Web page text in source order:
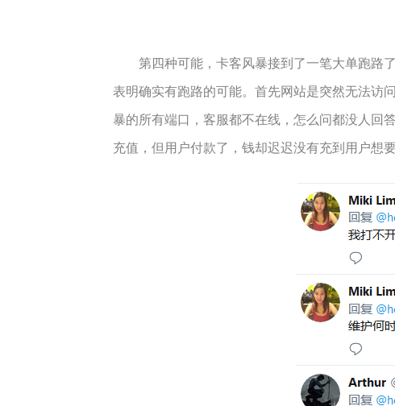
第四种可能，卡客风暴接到了一笔大单跑路了
表明确实有跑路的可能。首先网站是突然无法访
暴的所有端口，客服都不在线，怎么问都没人回
充值，但用户付款了，钱却迟迟没有充到用户想